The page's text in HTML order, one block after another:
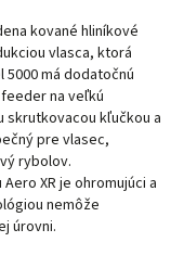
kované hliníkové
vlasca, ktorá
5000 má dodatočnú
na veľkú
skrutkovacou kľučkou a
pre vlasec,
rybolov.
XR je ohromujúci a
nemôže
úrovni.